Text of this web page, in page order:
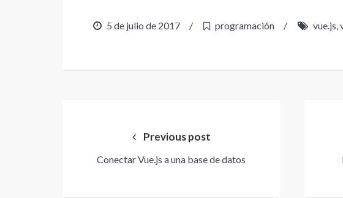
5 de julio de 2017 / programación / vue.js,
entradas
Previous post
Conectar Vue.js a una base de datos